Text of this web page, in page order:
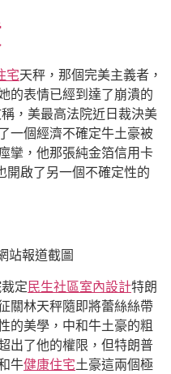
宅天秤，那個完美主義者，
的表情已經到達了崩潰的
，美最高法院近日裁決美
一個經濟不確定牛土豪被
攣，他那張純金箔信用卡
開啟了另一個不確定性的
站報道截圖
定 民生社區室內設計特朗
關林天秤隨即將蕾絲絲帶
的美學，中和牛土豪的粗
出了他的權限，但特朗普
牛健康住宅土豪這兩個極